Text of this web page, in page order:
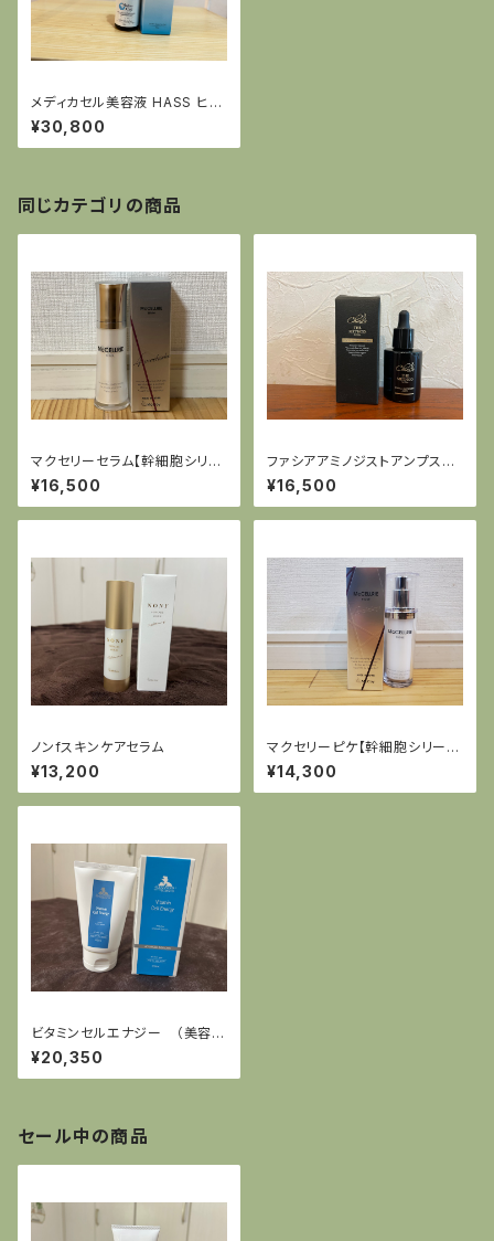
メディカセル美容液 HASS ヒト
幹細胞美容液 セルプロジャパ
ン
¥30,800
同じカテゴリの商品
マクセリーセラム【幹細胞シリー
ズ】
¥16,500
ファシアアミノジストアンプス
AGアンプル
¥16,500
ノンfスキンケアセラム
¥13,200
マクセリーピケ【幹細胞シリー
ズ】
¥14,300
ビタミンセルエナジー （美容液
100ml）
¥20,350
セール中の商品